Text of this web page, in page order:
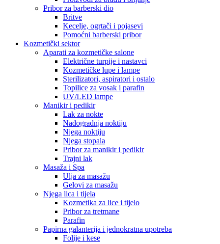
Pribor za barberski dio
Britve
Kecelje, ogrtači i pojasevi
Pomoćni barberski pribor
Kozmetički sektor
Aparati za kozmetičke salone
Električne turpije i nastavci
Kozmetičke lupe i lampe
Sterilizatori, aspiratori i ostalo
Topilice za vosak i parafin
UV/LED lampe
Manikir i pedikir
Lak za nokte
Nadogradnja noktiju
Njega noktiju
Njega stopala
Pribor za manikir i pedikir
Trajni lak
Masaža i Spa
Ulja za masažu
Gelovi za masažu
Njega lica i tijela
Kozmetika za lice i tijelo
Pribor za tretmane
Parafin
Papirna galanterija i jednokratna upotreba
Folije i kese